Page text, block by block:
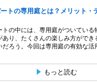
トの専用庭とは？メリット・
トの中には、専用庭がついている
あり、たくさんの楽しみ方がで
だろう。今回は専用庭の有効な
もっと読む